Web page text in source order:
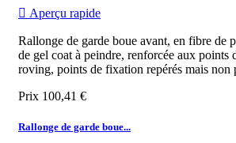
 Aperçu rapide
Rallonge de garde boue avant, en fibre de
de gel coat à peindre, renforcée aux points
roving, points de fixation repérés mais non
Prix 100,41 €
Rallonge de garde boue...